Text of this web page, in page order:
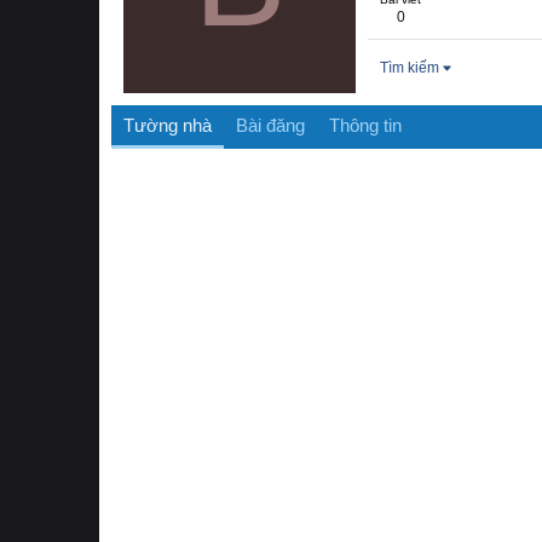
0
Tìm kiếm
Tường nhà Bài đăng Thông tin